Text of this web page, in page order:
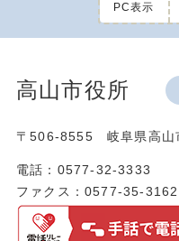
PC表示
高山市役所
〒506-8555 岐阜県高
電話：0577-32-3333
ファクス：0577-35-3162